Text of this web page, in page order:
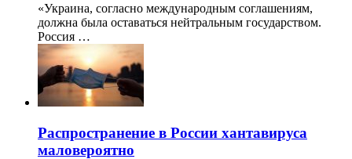
«Украина, согласно международным соглашениям,
должна была оставаться нейтральным государством.
Россия …
Распространение в России хантавируса
маловероятно